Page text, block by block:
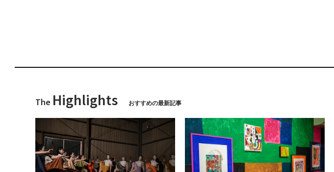
The Highlights おすすめの最新記事